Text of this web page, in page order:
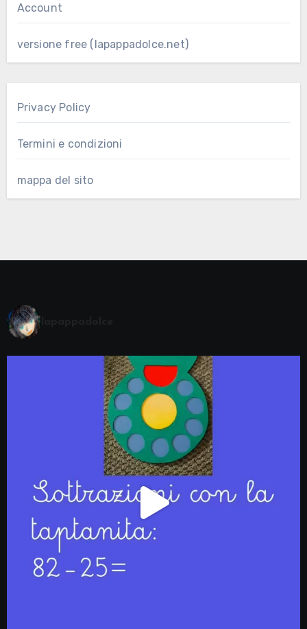
Account
versione free (lapappadolce.net)
Privacy Policy
Termini e condizioni
mappa del sito